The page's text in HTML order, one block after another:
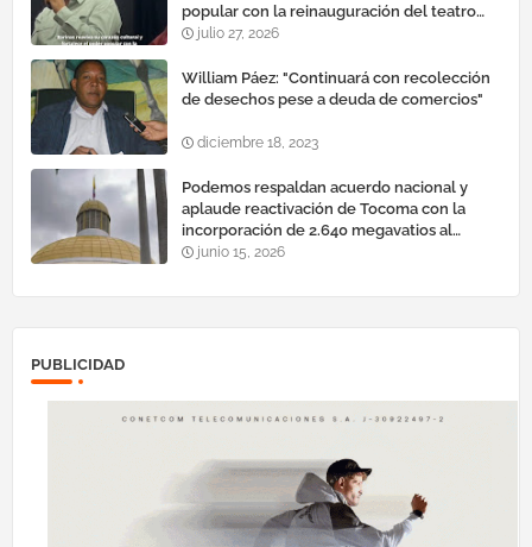
popular con la reinauguración del teatro
esteban ruiz guevara
julio 27, 2026
William Páez: "Continuará con recolección
de desechos pese a deuda de comercios"
diciembre 18, 2023
Podemos respaldan acuerdo nacional y
aplaude reactivación de Tocoma con la
incorporación de 2.640 megavatios al
sistema eléctrico nacional
junio 15, 2026
PUBLICIDAD